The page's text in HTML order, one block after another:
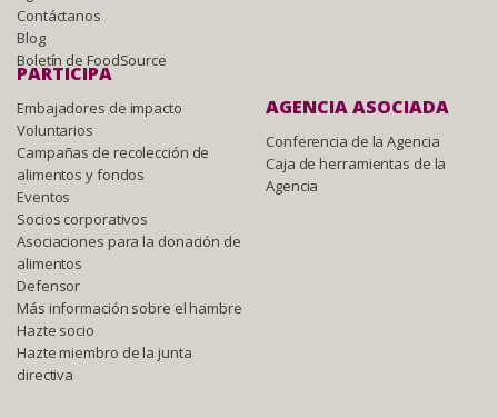
Contáctanos
Blog
Boletín de FoodSource
PARTICIPA
Embajadores de impacto
Voluntarios
Campañas de recolección de
alimentos y fondos
Eventos
Socios corporativos
Asociaciones para la donación de
alimentos
Defensor
Más información sobre el hambre
Hazte socio
Hazte miembro de la junta
directiva
AGENCIA ASOCIADA
Conferencia de la Agencia
Caja de herramientas de la
Agencia